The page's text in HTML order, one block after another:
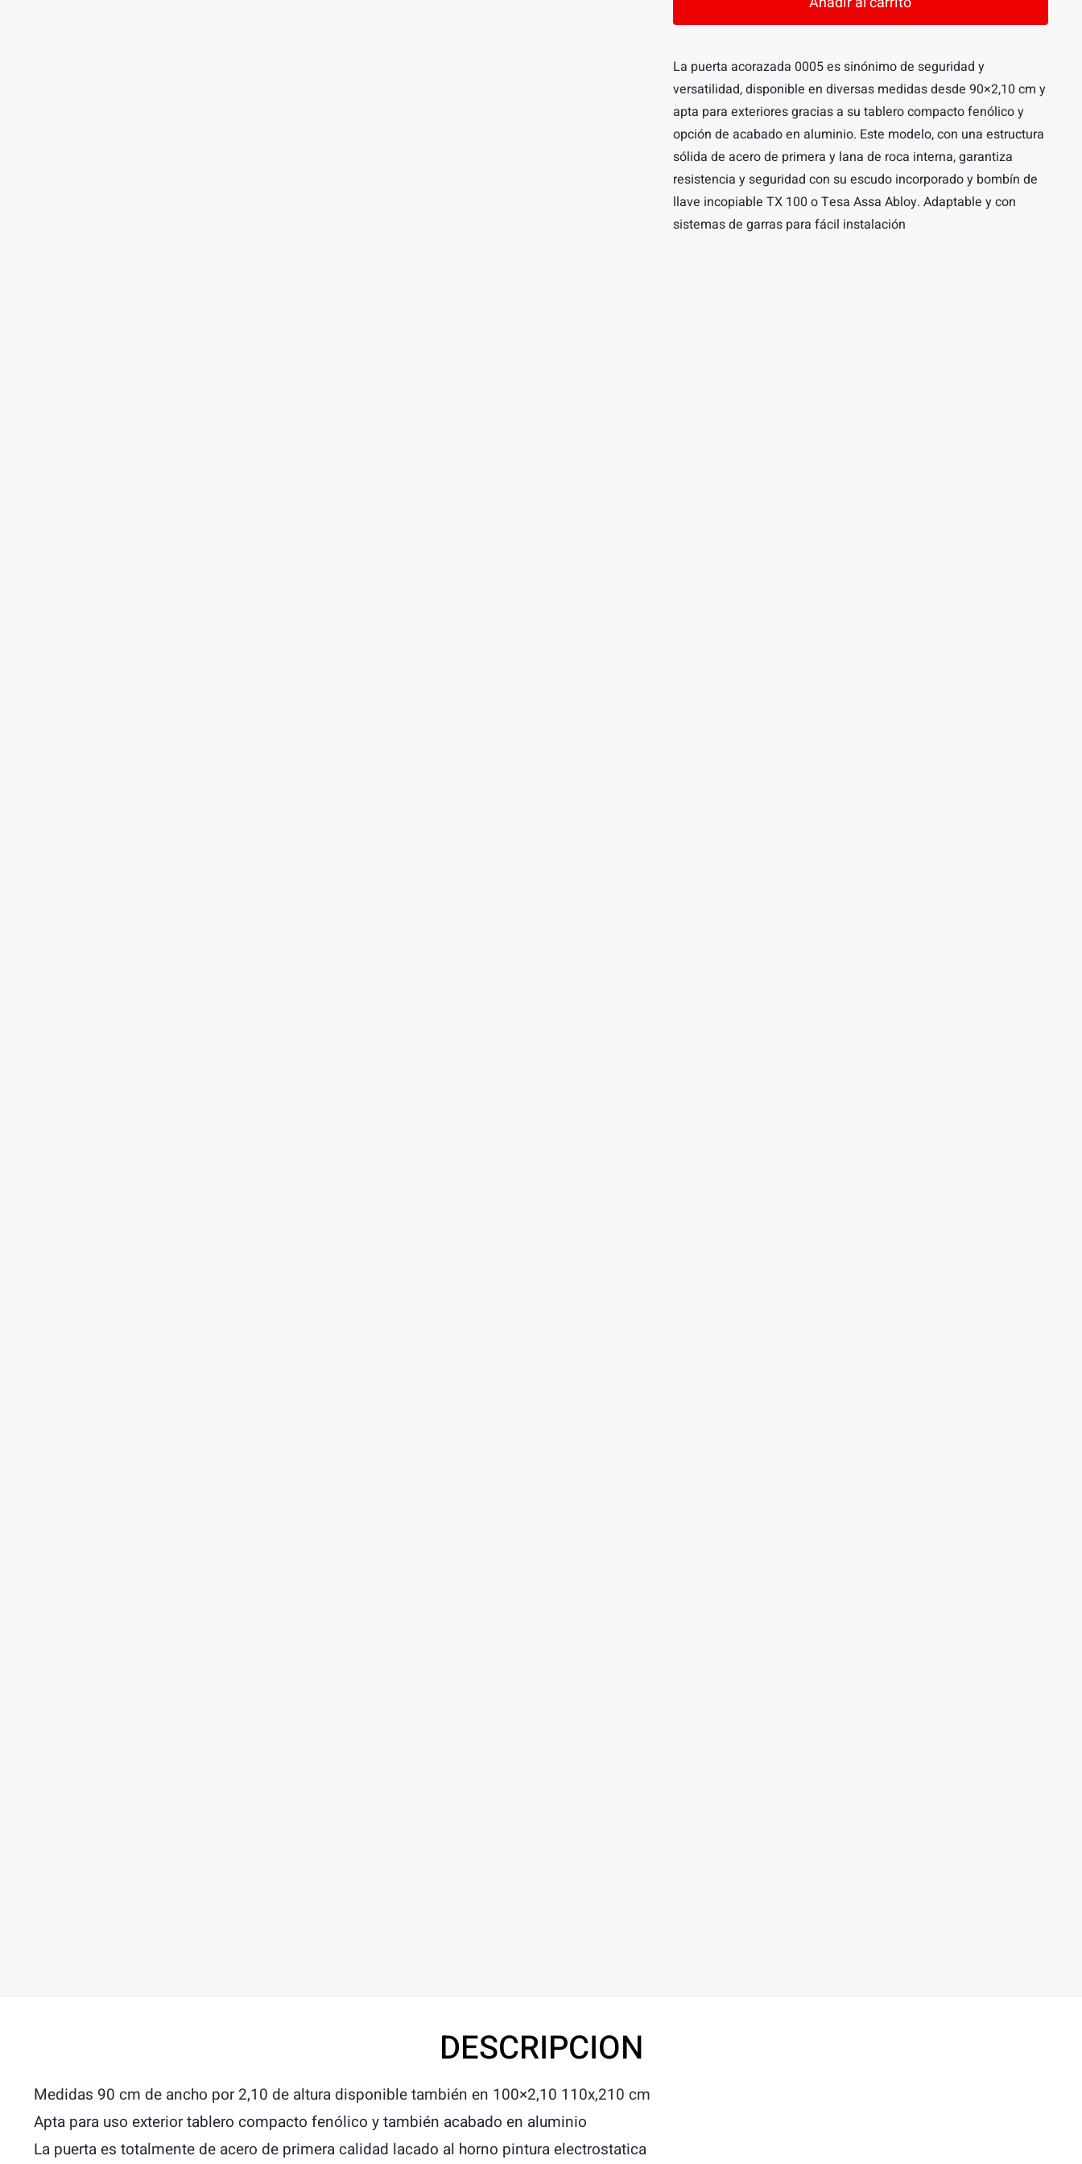
0005
cantidad
La puerta acorazada 0005 es sinónimo de seguridad y
versatilidad, disponible en diversas medidas desde 90×2,10 cm y
apta para exteriores gracias a su tablero compacto fenólico y
opción de acabado en aluminio. Este modelo, con una estructura
sólida de acero de primera y lana de roca interna, garantiza
resistencia y seguridad con su escudo incorporado y bombín de
llave incopiable TX 100 o Tesa Assa Abloy. Adaptable y con
sistemas de garras para fácil instalación
DESCRIPCION
Medidas 90 cm de ancho por 2,10 de altura disponible también en 100×2,10 110x,210 cm
Apta para uso exterior tablero compacto fenólico y también acabado en aluminio
La puerta es totalmente de acero de primera calidad lacado al horno pintura electrostatica